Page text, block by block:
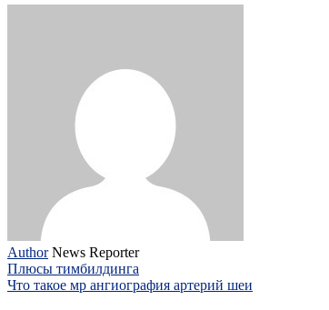
Author News Reporter
Плюсы тимбилдинга
Что такое мр ангиография артерий шеи